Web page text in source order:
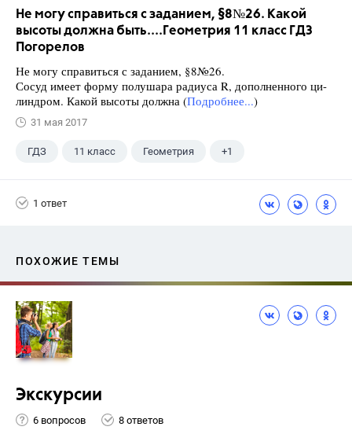
Не могу справиться с заданием, §8№26. Какой
высоты должна быть....Геометрия 11 класс ГДЗ
Погорелов
Не могу справиться с заданием, §8№26.
Сосуд имеет форму полушара радиуса R, дополненного ци-
линдром. Какой высоты должна (Подробнее...)
31 мая 2017
ГДЗ 11 класс Геометрия +1
1 ответ
ПОХОЖИЕ ТЕМЫ
Экскурсии
6 вопросов 8 ответов